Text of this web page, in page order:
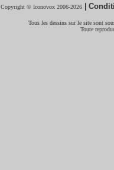
Copyright © Iconovox 2006-2026 |
Tous les dessins sur le site sont
Toute